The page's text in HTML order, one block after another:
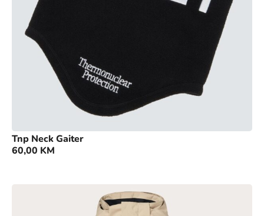
Tnp Neck Gaiter
60,00 KM